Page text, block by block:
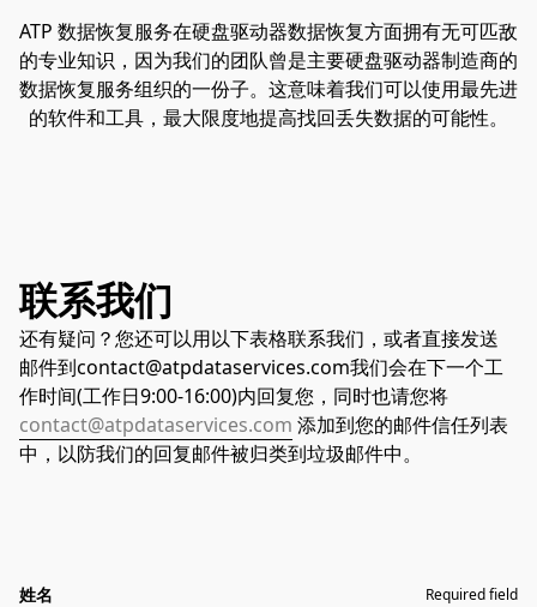
ATP 数据恢复服务在硬盘驱动器数据恢复方面拥有无可匹敌
的专业知识，因为我们的团队曾是主要硬盘驱动器制造商的
数据恢复服务组织的一份子。这意味着我们可以使用最先进
的软件和工具，最大限度地提高找回丢失数据的可能性。
联系我们
还有疑问？您还可以用以下表格联系我们，或者直接发送
邮件到contact@atpdataservices.com我们会在下一个工
作时间(工作日9:00-16:00)内回复您，同时也请您将
contact@atpdataservices.com 添加到您的邮件信任列表
中，以防我们的回复邮件被归类到垃圾邮件中。
姓名 Required field